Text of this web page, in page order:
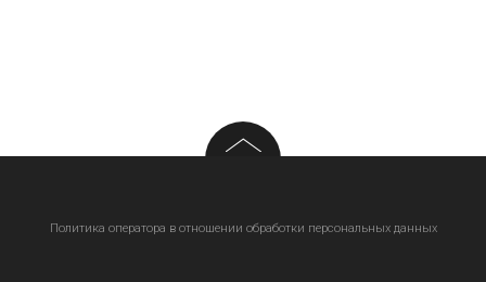
Политика оператора в отношении обработки персональных данных